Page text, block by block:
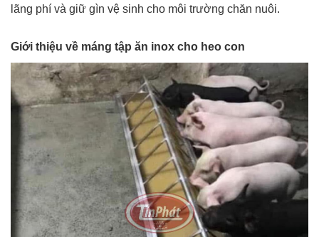
lãng phí và giữ gìn vệ sinh cho môi trường chăn nuôi.
Giới thiệu về máng tập ăn inox cho heo con